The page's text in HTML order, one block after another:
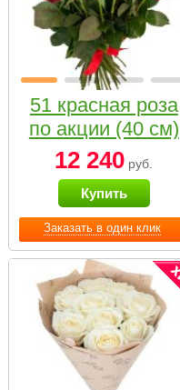
Заказать в один клик
51 красная роза
по акции (40 см)
12 240 руб.
Купить